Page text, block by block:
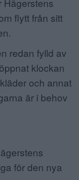
flytt från sitt
redan fylld av
klockan
och annat
är i behov
för den nya